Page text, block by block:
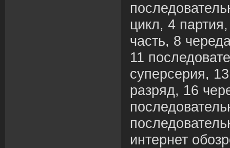
цикл, 4
часть, 8
11
суперсерия,
разряд, 16
интернет